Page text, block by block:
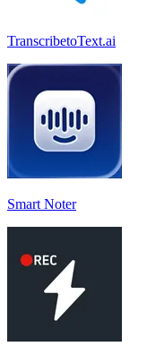
TranscribetoText.ai
Smart Noter